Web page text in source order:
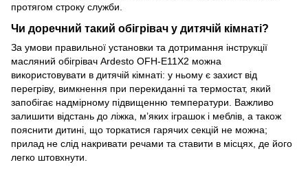
протягом строку служби.
Чи доречний такий обігрівач у дитячій кімнаті?
За умови правильної установки та дотримання інструкції
масляний обігрівач Ardesto OFH-E11X2 можна
використовувати в дитячій кімнаті: у ньому є захист від
перегріву, вимкнення при перекиданні та термостат, який
запобігає надмірному підвищенню температури. Важливо
залишити відстань до ліжка, м’яких іграшок і меблів, а також
пояснити дитині, що торкатися гарячих секцій не можна;
прилад не слід накривати речами та ставити в місцях, де його
легко штовхнути.